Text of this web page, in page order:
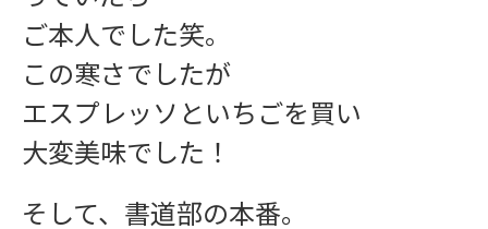
ご本人でした笑。
この寒さでしたが
エスプレッソといちごを買い
大変美味でした！
そして、書道部の本番。